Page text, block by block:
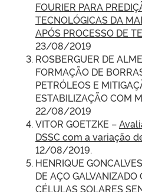
FOURIER PARA
TECNOLÓGICAS DA
APÓS PROCESSO DE
23/08/2019
ROSBERGUER DE
FORMAÇÃO DE
PETRÓLEOS E
ESTABILIZAÇÃO COM
22/08/2019
VITOR GOETZKE –
DSSC com a variação
12/08/2019.
HENRIQUE
DE AÇO
CÉLULAS SOLARES